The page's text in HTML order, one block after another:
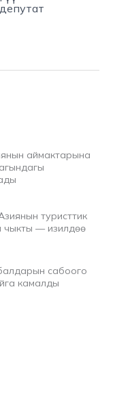
аймактарына
туристтик
чыкты — изилдөө
сабоого
камалды